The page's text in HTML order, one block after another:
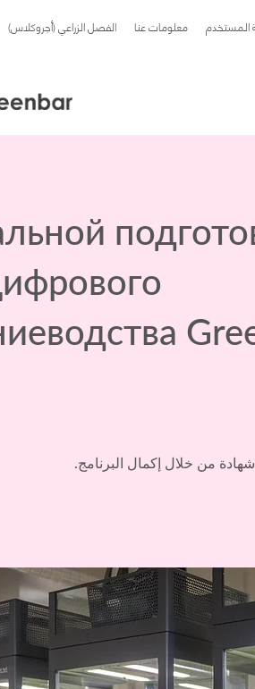
الفصل الزراعي (أجروكلاس) معلومات عنا المستخدم
من خلال إكمال البرنامج.